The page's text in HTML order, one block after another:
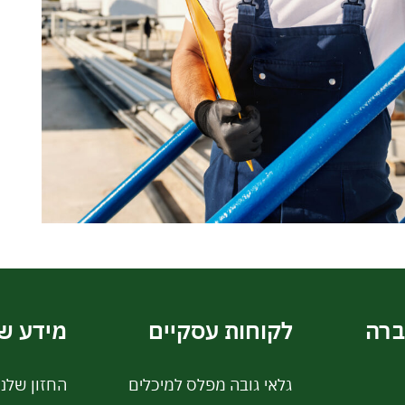
לקוחות עסקיים
גלאי גובה מפלס למיכלים
מידע
החזון